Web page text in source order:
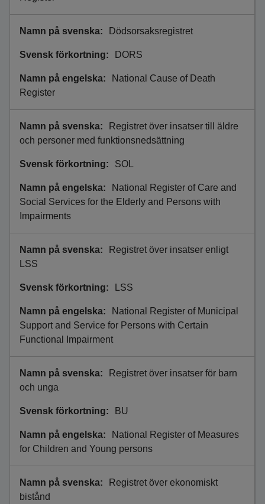
Dödsorsaksregistret
DORS
National Cause of Death
Register
Registret över insatser till äldre
och personer med funktionsnedsättning
SOL
National Register of Care and
Social Services for the Elderly and Persons with
Impairments
Registret över insatser enligt
LSS
LSS
National Register of Municipal
Support and Service for Persons with Certain
Functional Impairment
Registret över insatser för barn
och unga
BU
National Register of Measures
for Children and Young persons
Registret över ekonomiskt
bistånd